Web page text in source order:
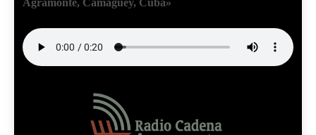
Agramonte, Camagüey, Cuba»